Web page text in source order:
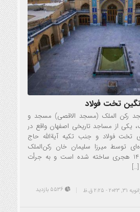
تخت فولاد
رکن الملک (مسجد الاقصی) مسجد و
یکی از مساجد تاریخی اصفهان واقع در
تخت فولاد و جنب تکیه آیة‌الله حاج
توسط میرزا سلیمان خان رکن‌الملک
شیرازی در اوایل قرن 14 هجری ساخته‌ شده است و به جرأت
31, 2023 - 2:25 ق.ظ